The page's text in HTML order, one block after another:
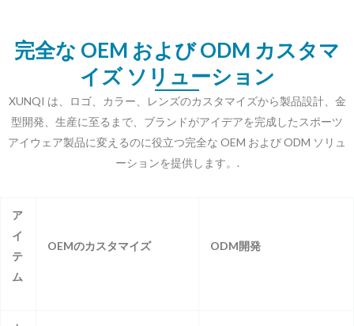
完全な OEM および ODM カスタマ
イズ ソリューション
XUNQI は、ロゴ、カラー、レンズのカスタマイズから製品設計、金
型開発、生産に至るまで、ブランドがアイデアを完成したスポーツ
アイウェア製品に変えるのに役立つ完全な OEM および ODM ソリュ
ーションを提供します。.
ア
イ
テ
ム
OEMのカスタマイズ ODM開発